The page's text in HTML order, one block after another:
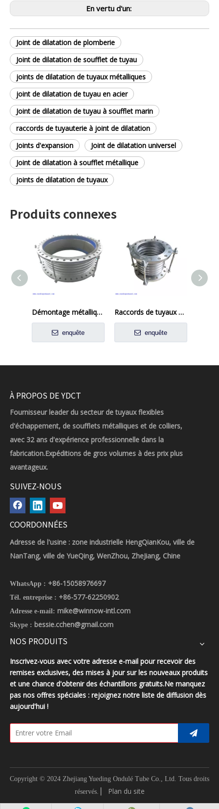
En vertu d'un:
Joint de dilatation de plomberie
Joint de dilatation de soufflet de tuyau
joints de dilatation de tuyaux métalliques
joint de dilatation de tuyau en acier
Joint de dilatation de tuyau à soufflet marin
raccords de tuyauterie à joint de dilatation
Joints d'expansion
Joint de dilatation universel
Joint de dilatation à soufflet métallique
joints de dilatation de tuyaux
Produits connexes
Démontage métallique flexible Couleur coupée en acier inoxydable
enquête
Raccords de tuyaux en métal
enquête
À PROPOS DE YDCT
Fournisseur leader du secteur de tuyaux flexibles
d'échappement, de soufflets métalliques et de colliers,
avec 32 ans d'expérience professionnelle dans la
fabrication.Expéditions de gros volumes à des prix plus
avantageux.
SUIVEZ-NOUS
COORDONNÉES
Adresse de l'usine : zone industrielle HengQianKou, ville de
NanTang, ville de YueQing, WenZhou, ZheJiang, Chine
WhatsApp : +86-15058976697
Tél. entreprise : +86-577-62250902
Adresse e-mail: mike@winnow-intl.com
Skype : bessie.cchen@gmail.com
NOS PRODUITS
Inscrivez-vous avec votre adresse e-mail pour recevoir des
remises exclusives, des mises à jour sur les nouveaux produits
et une chance d'obtenir des échantillons gratuits.Ne manquez
pas nos offres spéciales : rejoignez notre liste de diffusion dès
aujourd'hui !
Copyright © 2024 Zhejiang Yueding Ondulé Tube Co., Ltd. Tous droits
réservés.
Plan du site